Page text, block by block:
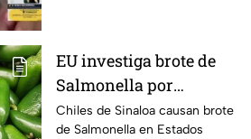
EU investiga brote de
Salmonella por
jalapeños de Sinaloa
Chiles de Sinaloa causan brote
de Salmonella en Estados